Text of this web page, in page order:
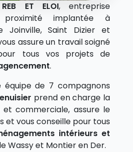
REB ET ELOI, entreprise
implantée à
Joinville, Saint Dizier et
assure un travail soigné
tous vos projets de
.
équipe de 7 compagnons
prend en charge la
commerciale, assure le
et vous conseille pour tous
intérieurs et
Wassy et Montier en Der.